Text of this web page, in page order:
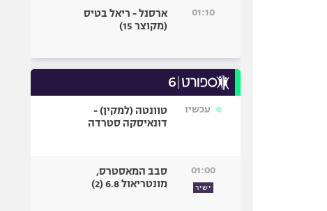
01:10
ארסנל - ריאל בטיס
(מקוצר 15)
עכשיו
טוונטה (למקין) -
דונאיסקה סטרדה
01:00
ישיר
סבב המאסטרס,
מונטריאול 6.8 (2)